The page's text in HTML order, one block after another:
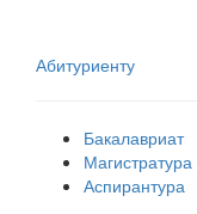
Абитуриенту
Бакалавриат
Магистратура
Аспирантура